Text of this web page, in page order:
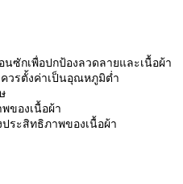
ซักเพื่อปกป้องลวดลายและเนื้อผ้า
วรตั้งค่าเป็นอุณหภูมิต่ำ
ของเนื้อผ้า
ระสิทธิภาพของเนื้อผ้า